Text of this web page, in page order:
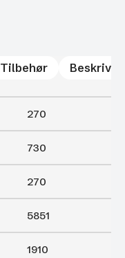
Tilbehør
270
730
270
5851
1910